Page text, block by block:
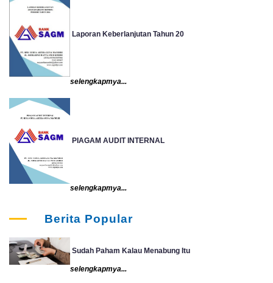
Laporan Keberlanjutan Tahun 20
selengkapmya...
PIAGAM AUDIT INTERNAL
selengkapmya...
Berita Popular
Sudah Paham Kalau Menabung Itu
selengkapmya...